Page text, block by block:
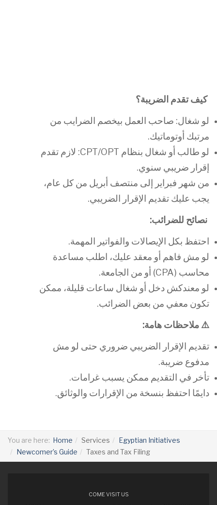
كيف تقدم الضريبة؟
لو شغال: صاحب العمل بيخصم الضرايب من
مرتبك أوتوماتيك.
لو طالب أو شغال بنظام CPT/OPT: لازم تقدم
إقرار ضريبي سنوي.
من شهر فبراير إلى منتصف أبريل من كل عام،
يجب عليك تقديم الإقرار الضريبي.
نصائح للضرائب:
احتفظ بكل الإيصالات والفواتير المهمة.
لو مش فاهم أو معقد عليك، اطلب مساعدة
محاسب (CPA) أو من الجامعة.
لو معندكش دخل أو شغال ساعات قليلة، ممكن
تكون معفي من بعض الضرائب.
⚠️ ملاحظات هامة:
تقديم الإقرار الضريبي ضروري حتى لو مش
مدفوع ضريبة.
تأخر في التقديم ممكن يسبب غرامات.
دايمًا احتفظ بنسخة من الإقرارات والوثائق.
You are here: Home Services
Egyptian Initiatives
Newcomer’s Guide
Taxes and Tax Filing
COME VISIT US